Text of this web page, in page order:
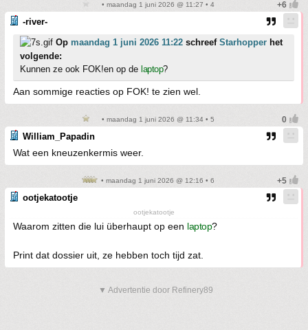
• maandag 1 juni 2026 @ 11:27 • 4
-river-
Op maandag 1 juni 2026 11:22 schreef Starhopper het
volgende:
Kunnen ze ook FOK!en op de laptop?
Aan sommige reacties op FOK! te zien wel.
• maandag 1 juni 2026 @ 11:34 • 5
William_Papadin
Wat een kneuzenkermis weer.
• maandag 1 juni 2026 @ 12:16 • 6
ootjekatootje
ootjekatootje
Waarom zitten die lui überhaupt op een laptop?
Print dat dossier uit, ze hebben toch tijd zat.
▼ Advertentie door Refinery89